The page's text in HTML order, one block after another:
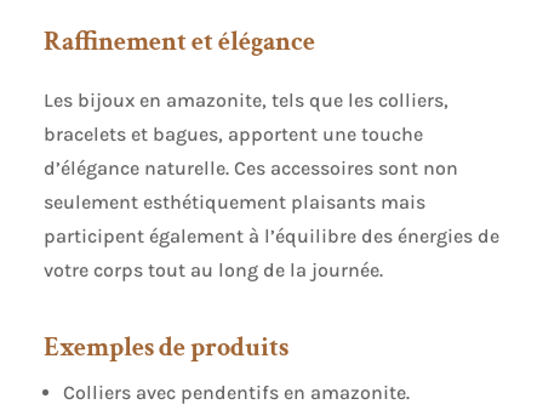
Raffinement et élégance
Les bijoux en amazonite, tels que les colliers,
bracelets et bagues, apportent une touche
d’élégance naturelle. Ces accessoires sont non
seulement esthétiquement plaisants mais
participent également à l’équilibre des énergies de
votre corps tout au long de la journée.
Exemples de produits
Colliers avec pendentifs en amazonite.